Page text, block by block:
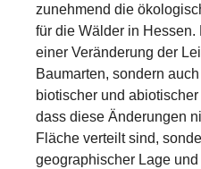
zunehmend die
für die Wälder in Hessen.
einer Veränderung der
Baumarten, sondern
biotischer und
dass diese Änderungen
Fläche verteilt sind,
geographischer Lage